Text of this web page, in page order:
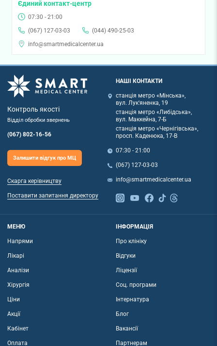
Єдиний контакт-центр
07:30 - 21:00
(067) 127-03-03
(044) 490-25-03
info@smartmedicalcenter.ua
Контроль якості
Відділ обробки звернень
(067) 802-16-56
Залишити відгук про МЦ
Скарга керівництву
Поставити запитання директору
НАШІ КОНТАКТИ
станція метро «Мінська»,
вул. Лук'яненка, 19
станція метро «Либідська»,
вул. Маккейна, 7-Б
станція метро «Чернігівська»,
просп. Каденюка, 17-В
07:30 - 21:00
(067) 127-03-03
info@smartmedicalcenter.ua
МЕНЮ
Напрями
Лікарі
Аналізи
Хірургія
Ціни
Акції
Кабінет
Оплата
ІНФОРМАЦІЯ
Про клініку
Відгуки
Ліцензії
Соц. програми
Інтернатура
Блог
Вакансії
Партнерам